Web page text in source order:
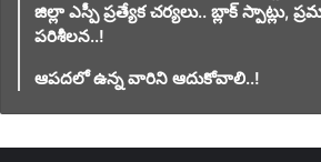
జిల్లా ఎస్పీ ప్రత్యేక చర్యలు.. బ్లాక్ స్పాట్లు,
పరిశీలన..!
ఆపదలో ఉన్న వారిని ఆదుకోవాలి..!